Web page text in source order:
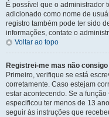
É possível que o administrador
adicionado como nome de
registro também pode ter sido
informações, contate o
Voltar ao topo
Registrei-me mas não
Primeiro, verifique se está
corretamente. Caso estejam
estar acontecendo. Se a função
especificou ter menos de 13
seguir às instruções que